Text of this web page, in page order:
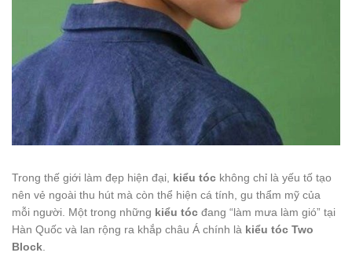
Trong thế giới làm đẹp hiện đại, kiểu tóc không chỉ là yếu tố tạo
nên vẻ ngoài thu hút mà còn thể hiện cá tính, gu thẩm mỹ của
mỗi người. Một trong những kiểu tóc đang “làm mưa làm gió” tại
Hàn Quốc và lan rộng ra khắp châu Á chính là kiểu tóc Two
Block